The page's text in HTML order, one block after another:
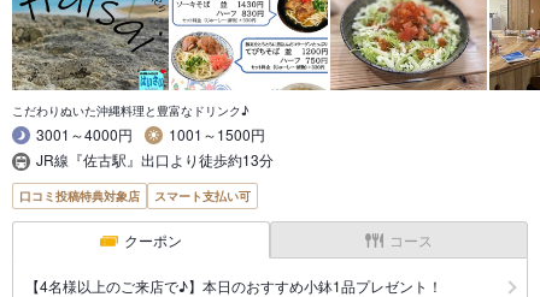
こだわりぬいた沖縄料理と豊富なドリンク♪
3001～4000円
1001～1500円
JR線『佐古駅』出口より徒歩約13分
口コミ投稿特典対象店 スマート支払い可
クーポン コース
【4名様以上のご来店で♪】本日のおすすめ小鉢1品プレゼント！